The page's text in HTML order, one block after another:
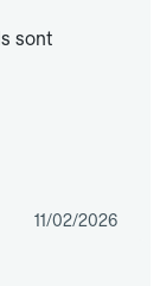
sont
11/02/2026